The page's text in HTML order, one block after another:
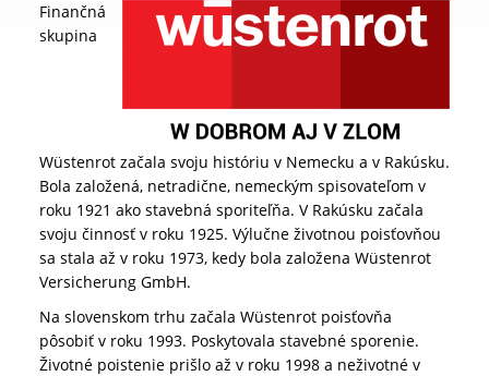
Finančná
skupina
Wüstenrot začala svoju históriu v Nemecku a v Rakúsku.
Bola založená, netradične, nemeckým spisovateľom v
roku 1921 ako stavebná sporiteľňa. V Rakúsku začala
svoju činnosť v roku 1925. Výlučne životnou poisťovňou
sa stala až v roku 1973, kedy bola založena Wüstenrot
Versicherung GmbH.
Na slovenskom trhu začala Wüstenrot poisťovňa
pôsobiť v roku 1993. Poskytovala stavebné sporenie.
Životné poistenie prišlo až v roku 1998 a neživotné v